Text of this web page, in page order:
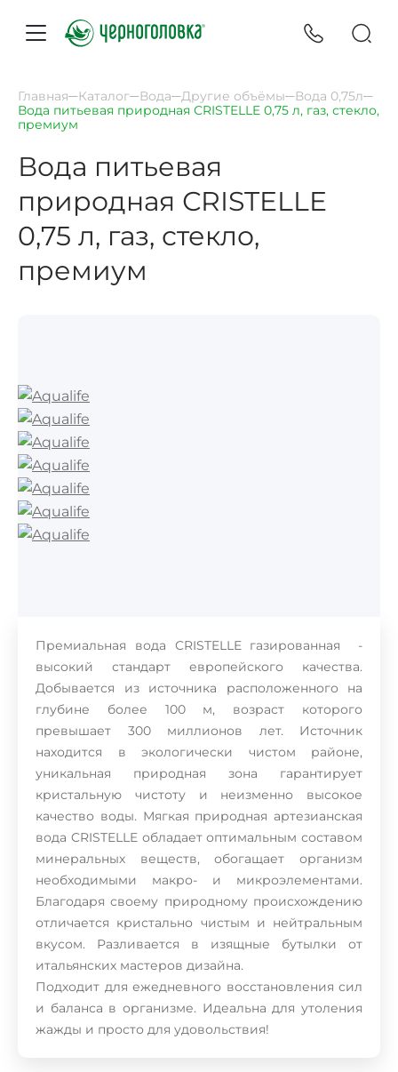
Главная Каталог Вода Другие объёмы
Вода 0,75л
Вода питьевая природная СRISTELLE 0,75 л, газ, стекло,
премиум
Вода питьевая
природная СRISTELLE
0,75 л, газ, стекло,
премиум
Премиальная вода CRISTELLE газированная -
высокий стандарт европейского качества.
Добывается из источника расположенного на
глубине более 100 м, возраст которого
превышает 300 миллионов лет. Источник
находится в экологически чистом районе,
уникальная природная зона гарантирует
кристальную чистоту и неизменно высокое
качество воды. Мягкая природная артезианская
вода CRISTELLE обладает оптимальным составом
минеральных веществ, обогащает организм
необходимыми макро- и микроэлементами.
Благодаря своему природному происхождению
отличается кристально чистым и нейтральным
вкусом. Разливается в изящные бутылки от
итальянских мастеров дизайна.
Подходит для ежедневного восстановления сил
и баланса в организме. Идеальна для утоления
жажды и просто для удовольствия!